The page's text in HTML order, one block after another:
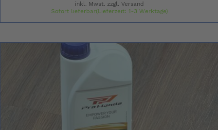
inkl. Mwst. zzgl. Versand
Sofort lieferbar(Lieferzeit: 1-3 Werktage)